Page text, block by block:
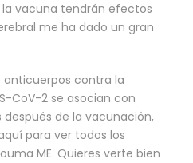
vacuna tendrán efectos
me ha dado un gran
anticuerpos contra la
CoV-2 se asocian con
de la vacunación,
para ver todos los
ME. Quieres verte bien